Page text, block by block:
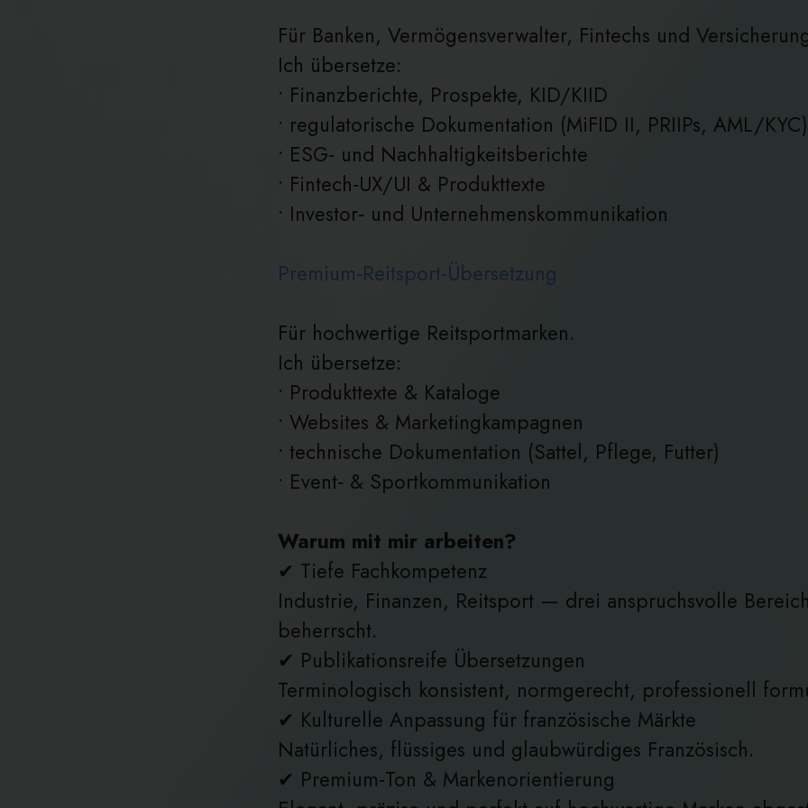
Für Banken, Vermögensverwalter, Fintechs und
Ich übersetze:
• Finanzberichte, Prospekte, KID/KIID
• regulatorische Dokumentation (MiFID II, PRIIPs, AML/KYC)
• ESG‑ und Nachhaltigkeitsberichte
• Fintech‑UX/UI & Produkttexte
• Investor‑ und Unternehmenskommunikation
Premium‑Reitsport‑Übersetzung
Für hochwertige Reitsportmarken.
Ich übersetze:
• Produkttexte & Kataloge
• Websites & Marketingkampagnen
• technische Dokumentation (Sattel, Pflege, Futter)
• Event‑ & Sportkommunikation
Warum mit mir arbeiten?
✔ Tiefe Fachkompetenz
Industrie, Finanzen, Reitsport — drei anspruchsvolle
beherrscht.
✔ Publikationsreife Übersetzungen
Terminologisch konsistent, normgerecht, professionell
✔ Kulturelle Anpassung für französische Märkte
Natürliches, flüssiges und glaubwürdiges Französisch.
✔ Premium‑Ton & Markenorientierung